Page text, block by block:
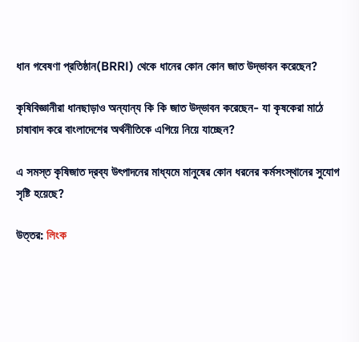
ধান গবেষণা প্রতিষ্ঠান(BRRI) থেকে ধানের কোন কোন জাত উদ্ভাবন করেছেন?
কৃষিবিজ্ঞানীরা ধানছাড়াও অন্যান্য কি কি জাত উদ্ভাবন করেছেন- যা কৃষকেরা মাঠে
চাষাবাদ করে বাংলাদেশের অর্থনীতিকে এগিয়ে নিয়ে যাচ্ছেন?
এ সমস্ত কৃষিজাত দ্রব্য উৎপাদনের মাধ্যমে মানুষের কোন ধরনের কর্মসংস্থানের সুযোগ
সৃষ্টি হয়েছে?
উত্তর: লিংক